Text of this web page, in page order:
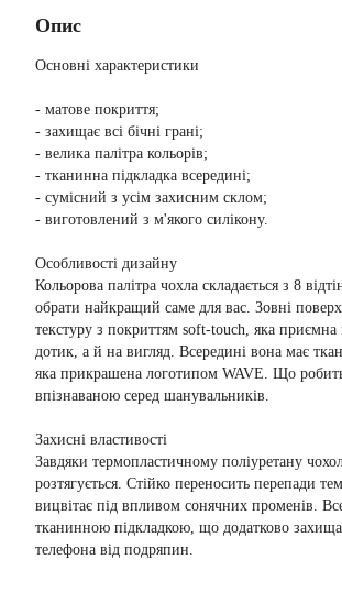
Опис
Основні характеристики
- матове покриття;
- захищає всі бічні грані;
- велика палітра кольорів;
- тканинна підкладка всередині;
- сумісний з усім захисним склом;
- виготовлений з м'якого силікону.
Особливості дизайну
Кольорова палітра чохла складається з 8
обрати найкращий саме для вас. Зовні
текстуру з покриттям soft-touch, яка приємна
дотик, а й на вигляд. Всередині вона має
яка прикрашена логотипом WAVE. Що
впізнаваною серед шанувальників.
Захисні властивості
Завдяки термопластичному поліуретану
розтягується. Стійко переносить перепади
вицвітає під впливом сонячних променів.
тканинною підкладкою, що додатково
телефона від подряпин.